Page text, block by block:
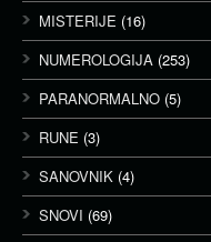
MISTERIJE (16)
NUMEROLOGIJA (253)
PARANORMALNO (5)
RUNE (3)
SANOVNIK (4)
SNOVI (69)